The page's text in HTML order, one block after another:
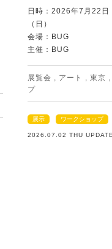
日時：2026年7月22
（日）
会場：BUG
主催：BUG
展覧会 , アート , 東京
プ
展示 ワークショップ
2026.07.02 THU